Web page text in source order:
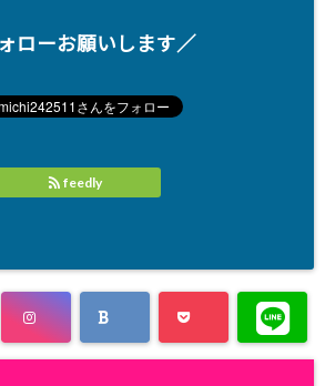
ローお願いします／
feedly